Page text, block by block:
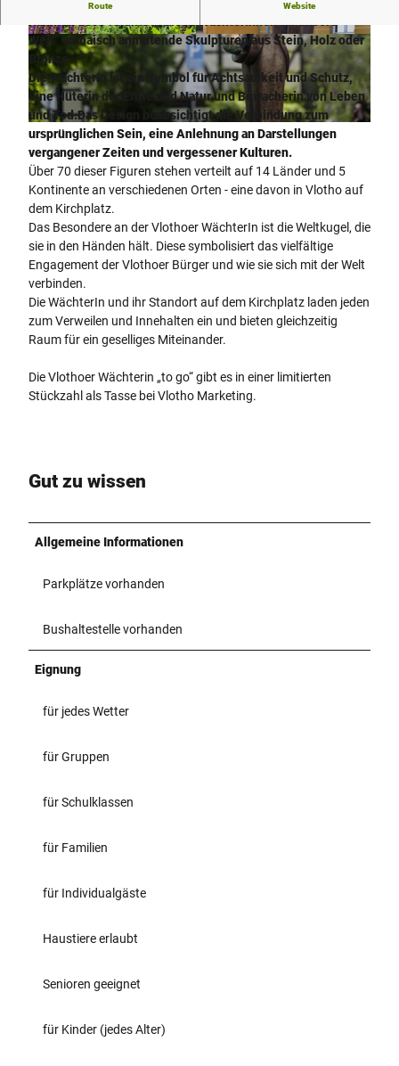
© Juergen Finkhaeuser |CC-BY-SA
© Vlotho Marketing GmbH - Peer Sonntag |
CC-BY-SA
V
l
o
t
h
o
e
r
W
c
h
t
r
I
n
j
p
Route Website
Welt“ archaisch anmutende Skulpturen aus Stein, Holz oder
Bronze.
Die WächterIn ist ein Symbol für Achtsamkeit und Schutz,
eine Hüterin der Ernte und Natur und Bewacherin von Leben
und Tod.Das Design beabsichtigt die Verbindung zum
ursprünglichen Sein, eine Anlehnung an Darstellungen
vergangener Zeiten und vergessener Kulturen.
Über 70 dieser Figuren stehen verteilt auf 14 Länder und 5
Kontinente an verschiedenen Orten - eine davon in Vlotho auf
dem Kirchplatz.
Das Besondere an der Vlothoer WächterIn ist die Weltkugel, die
sie in den Händen hält. Diese symbolisiert das vielfältige
Engagement der Vlothoer Bürger und wie sie sich mit der Welt
verbinden.
Die WächterIn und ihr Standort auf dem Kirchplatz laden jeden
zum Verweilen und Innehalten ein und bieten gleichzeitig
Raum für ein geselliges Miteinander.
Die Vlothoer Wächterin „to go“ gibt es in einer limitierten
Stückzahl als Tasse bei Vlotho Marketing.
Gut zu wissen
Allgemeine Informationen
Parkplätze vorhanden
Bushaltestelle vorhanden
Eignung
für jedes Wetter
für Gruppen
für Schulklassen
für Familien
für Individualgäste
Haustiere erlaubt
Senioren geeignet
für Kinder (jedes Alter)